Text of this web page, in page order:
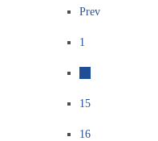
Prev
1
…
15
16